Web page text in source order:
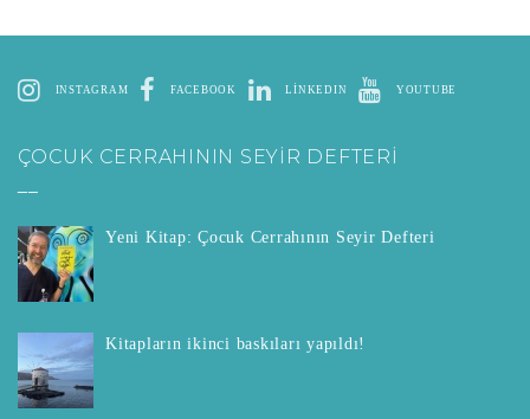
INSTAGRAM FACEBOOK LINKEDIN YOUTUBE
ÇOCUK CERRAHININ SEYİR DEFTERİ
Yeni Kitap: Çocuk Cerrahının Seyir Defteri
Kitapların ikinci baskıları yapıldı!